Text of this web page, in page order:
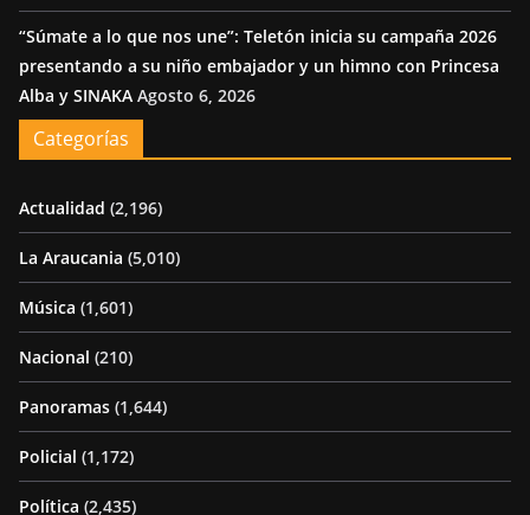
“Súmate a lo que nos une”: Teletón inicia su campaña 2026
presentando a su niño embajador y un himno con Princesa
Alba y SINAKA Agosto 6, 2026
Categorías
Actualidad (2,196)
La Araucania (5,010)
Música (1,601)
Nacional (210)
Panoramas (1,644)
Policial (1,172)
Política (2,435)